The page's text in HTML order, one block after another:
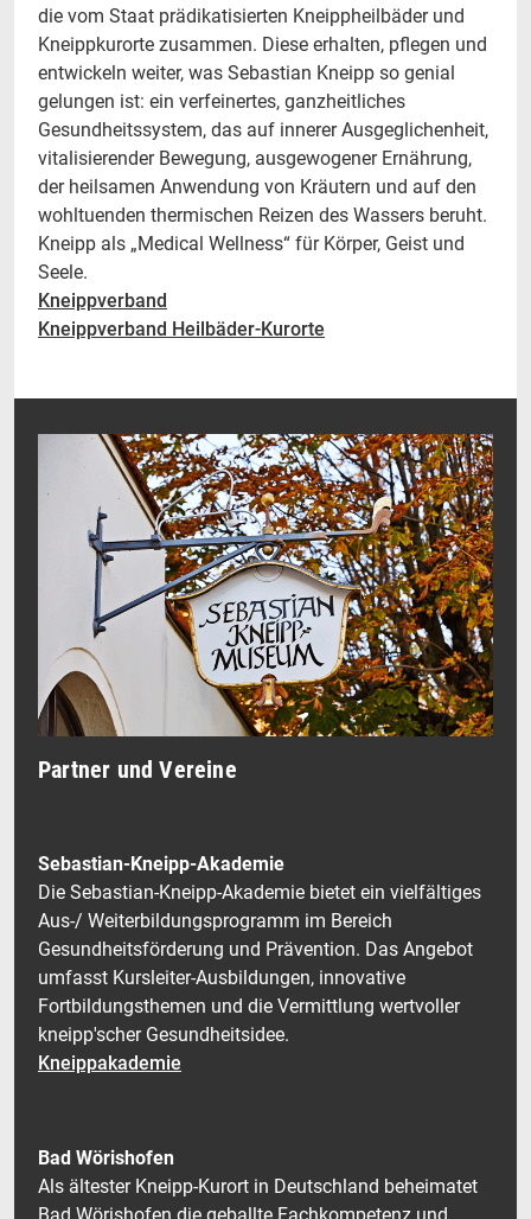
die vom Staat prädikatisierten Kneippheilbäder und
Kneippkurorte zusammen. Diese erhalten, pflegen und
entwickeln weiter, was Sebastian Kneipp so genial
gelungen ist: ein verfeinertes, ganzheitliches
Gesundheitssystem, das auf innerer Ausgeglichenheit,
vitalisierender Bewegung, ausgewogener Ernährung,
der heilsamen Anwendung von Kräutern und auf den
wohltuenden thermischen Reizen des Wassers beruht.
Kneipp als „Medical Wellness“ für Körper, Geist und
Seele.
Kneippverband
Kneippverband Heilbäder-Kurorte
Partner und Vereine
Sebastian-Kneipp-Akademie
Die Sebastian-Kneipp-Akademie bietet ein vielfältiges
Aus-/ Weiterbildungsprogramm im Bereich
Gesundheitsförderung und Prävention. Das Angebot
umfasst Kursleiter-Ausbildungen, innovative
Fortbildungsthemen und die Vermittlung wertvoller
kneipp'scher Gesundheitsidee.
Kneippakademie
Bad Wörishofen
Als ältester Kneipp-Kurort in Deutschland beheimatet
Bad Wörishofen die geballte Fachkompetenz und